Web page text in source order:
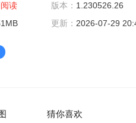
多样的图书资源，满足不同年龄段、不
阅读需求，帮助用户培养良好的阅读
的图书库，涵盖了各类
读 版本： 1.230526.26
更新： 2026-07-29
猜你喜欢